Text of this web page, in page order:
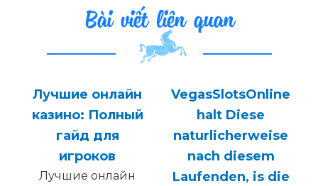
Bài viết liên quan
Лучшие онлайн
казино: Полный
гайд для
игроков
Лучшие онлайн
VegasSlotsOnline
halt Diese
naturlicherweise
nach diesem
Laufenden, is die